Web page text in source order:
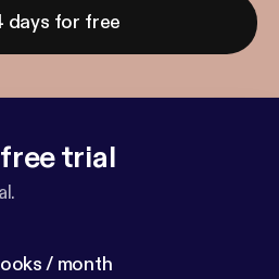
days for free
trial
/ month